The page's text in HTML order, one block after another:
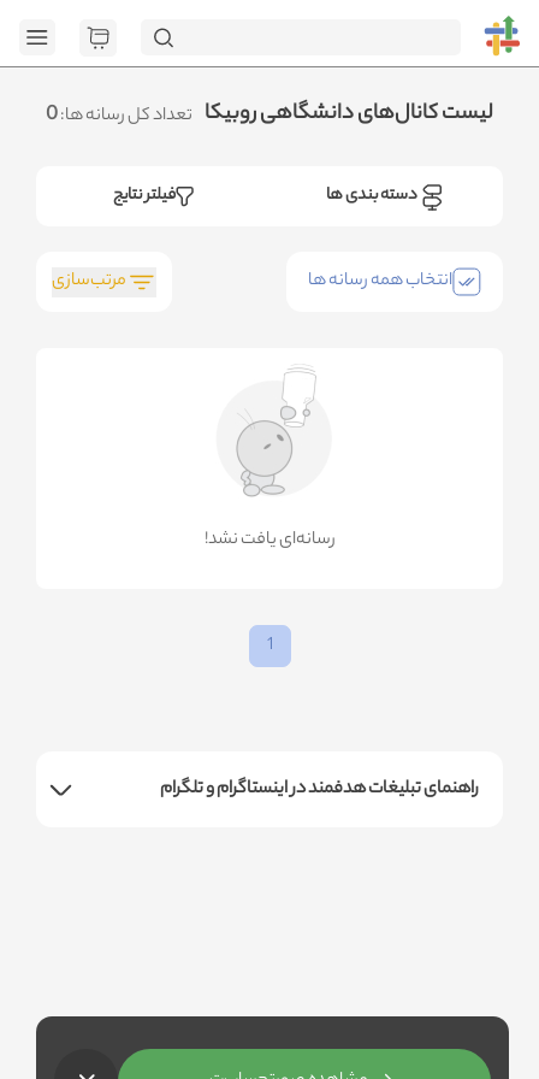
تعداد کل رسانه ها:0 لیست کانال‌های دانشگاهی روبیکا
فیلتر نتایج دسته بندی ها
مرتب‌سازی انتخاب همه رسانه ها
!رسانه‌ای یافت نشد
1
راهنمای تبلیغات هدفمند در اینستاگرام و تلگرام
[GET]
.متوجه شدم